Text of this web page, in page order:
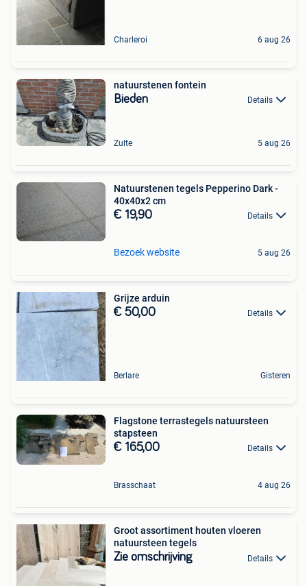
Charleroi 6 aug 26
natuurstenen fontein
Bieden Details
Zulte 5 aug 26
Natuurstenen tegels Pepperino Dark -
40x40x2 cm
€ 19,90 Details
Bezoek website 5 aug 26
Grijze arduin
€ 50,00 Details
Berlare Gisteren
Flagstone terrastegels natuursteen
stapsteen
€ 165,00 Details
Brasschaat 4 aug 26
Groot assortiment houten vloeren
natuursteen tegels
Zie omschrijving Details